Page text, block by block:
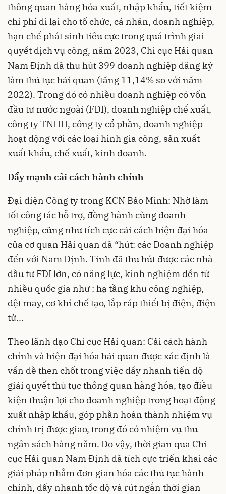
thông quan hàng hóa xuất, nhập khẩu, tiết kiệm
chi phí đi lại cho tổ chức, cá nhân, doanh nghiệp,
hạn chế phát sinh tiêu cực trong quá trình giải
quyết dịch vụ công, năm 2023, Chi cục Hải quan
Nam Định đã thu hút 399 doanh nghiệp đăng ký
làm thủ tục hải quan (tăng 11,14% so với năm
2022). Trong đó có nhiều doanh nghiệp có vốn
đầu tư nước ngoài (FDI), doanh nghiệp chế xuất,
công ty TNHH, công ty cổ phần, doanh nghiệp
hoạt động với các loại hình gia công, sản xuất
xuất khẩu, chế xuất, kinh doanh.
Đẩy mạnh cải cách hành chính
Đại diện Công ty trong KCN Bảo Minh: Nhờ làm
tốt công tác hỗ trợ, đồng hành cùng doanh
nghiệp, cũng như tích cực cải cách hiện đại hóa
của cơ quan Hải quan đã “hút: các Doanh nghiệp
đến với Nam Định. Tỉnh đã thu hút được các nhà
đầu tư FDI lớn, có năng lực, kinh nghiệm đến từ
nhiều quốc gia như : hạ tầng khu công nghiệp,
dệt may, cơ khí chế tạo, lắp ráp thiết bị điện, điện
tử...
Theo lãnh đạo Chi cục Hải quan: Cải cách hành
chính và hiện đại hóa hải quan được xác định là
vấn đề then chốt trong việc đẩy nhanh tiến độ
giải quyết thủ tục thông quan hàng hóa, tạo điều
kiện thuận lợi cho doanh nghiệp trong hoạt động
xuất nhập khẩu, góp phần hoàn thành nhiệm vụ
chính trị được giao, trong đó có nhiệm vụ thu
ngân sách hàng năm. Do vậy, thời gian qua Chi
cục Hải quan Nam Định đã tích cực triển khai các
giải pháp nhằm đơn giản hóa các thủ tục hành
chính, đẩy nhanh tốc độ và rút ngắn thời gian